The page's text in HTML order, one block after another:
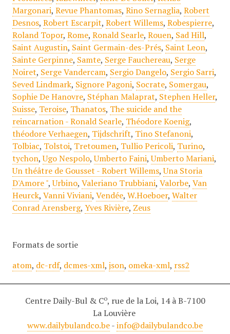
Margonari, Revue Phantomas, Rino Sernaglia, Robert
Desnos, Robert Escarpit, Robert Willems, Robespierre,
Roland Topor, Rome, Ronald Searle, Rouen, Sad Hill,
Saint Augustin, Saint Germain-des-Prés, Saint Leon,
Sainte Gerpinne, Samte, Serge Fauchereau, Serge
Noiret, Serge Vandercam, Sergio Dangelo, Sergio Sarri,
Seved Lindmark, Signore Pagoni, Socrate, Somergau,
Sophie De Hanovre, Stéphan Malaprat, Stephen Heller,
Suisse, Teroise, Thanatos, The suicide and the
reincarnation - Ronald Searle, Théodore Koenig,
théodore Verhaegen, Tijdschrift, Tino Stefanoni,
Tolbiac, Tolstoi, Tretoumen, Tullio Pericoli, Turino,
tychon,Ugo Nespolo,Umberto Faini,Umberto Mariani,
Un théâtre de Gousset - Robert Willems,Una Storia
D'Amore ",Urbino, Valeriano Trubbiani, Valorbe, Van
Heurck, Vanni Viviani, Vendée, W.Hoeboer, Walter
Conrad Arensberg, Yves Rivière, Zeus
Formats de sortie
atom, dc-rdf, dcmes-xml, json, omeka-xml, rss2
Centre Daily-Bul & Co, rue de la Loi, 14 à B-7100
La Louvière
www.dailybulandco.be-info@dailybulandco.be